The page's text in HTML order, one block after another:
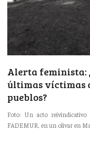
Alerta feminista:
últimas víctimas
pueblos?
Foto: Un acto reivindicativo
FADEMUR, en un olivar en